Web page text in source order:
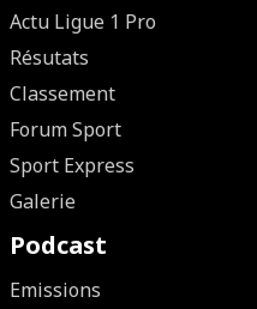
Actu Ligue 1 Pro
Résutats
Classement
Forum Sport
Sport Express
Galerie
Podcast
Emissions